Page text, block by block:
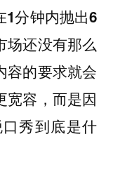
1分钟内抛出6
场还没有那么
容的要求就会
宽容，而是因
秀到底是什